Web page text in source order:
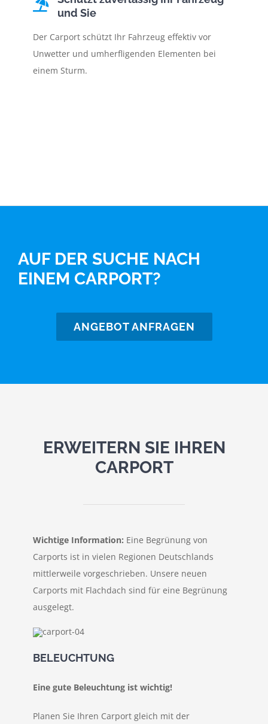
und Sie
Der Carport schützt Ihr Fahrzeug effektiv vor
Unwetter und umherfligenden Elementen bei
einem Sturm.
AUF DER SUCHE NACH
EINEM CARPORT?
ANGEBOT ANFRAGEN
ERWEITERN SIE IHREN
CARPORT
Wichtige Information: Eine Begrünung von
Carports ist in vielen Regionen Deutschlands
mittlerweile vorgeschrieben. Unsere neuen
Carports mit Flachdach sind für eine Begrünung
ausgelegt.
BELEUCHTUNG
Eine gute Beleuchtung ist wichtig!
Planen Sie Ihren Carport gleich mit der